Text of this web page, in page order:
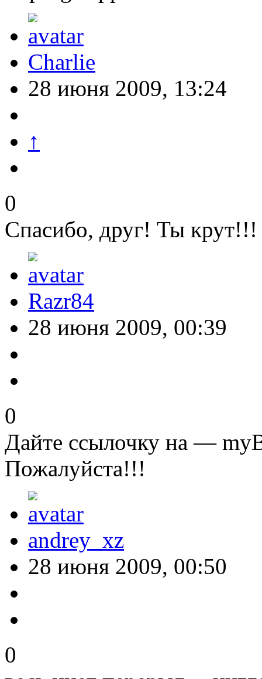
Charlie
28 июня 2009, 13:24
↑
0
Спасибо, друг! Ты крут!!!
Razr84
28 июня 2009, 00:39
0
Дайте ссылочку на —
Пожалуйста!!!
andrey_xz
28 июня 2009, 00:50
0